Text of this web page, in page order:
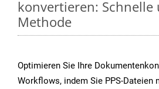
konvertieren: Schnelle
Methode
Optimieren Sie Ihre
Workflows, indem Sie PPS-Dateien